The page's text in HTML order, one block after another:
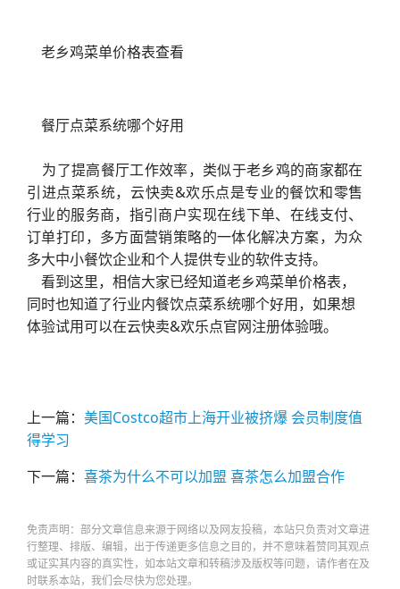
老乡鸡菜单价格表查看
餐厅点菜系统哪个好用
为了提高餐厅工作效率，类似于老乡鸡的商家都在
引进点菜系统，云快卖&欢乐点是专业的餐饮和零售
行业的服务商，指引商户实现在线下单、在线支付、
订单打印，多方面营销策略的一体化解决方案，为众
多大中小餐饮企业和个人提供专业的软件支持。
看到这里，相信大家已经知道老乡鸡菜单价格表，
同时也知道了行业内餐饮点菜系统哪个好用，如果想
体验试用可以在云快卖&欢乐点官网注册体验哦。
上一篇： 美国Costco超市上海开业被挤爆 会员制度值
得学习
下一篇： 喜茶为什么不可以加盟 喜茶怎么加盟合作
免责声明：部分文章信息来源于网络以及网友投稿，本站只负责对文章进
行整理、排版、编辑，出于传递更多信息之目的，并不意味着赞同其观点
或证实其内容的真实性，如本站文章和转稿涉及版权等问题，请作者在及
时联系本站，我们会尽快为您处理。